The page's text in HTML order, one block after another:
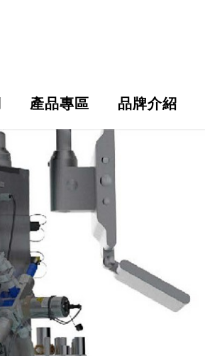
產品專區 品牌介紹